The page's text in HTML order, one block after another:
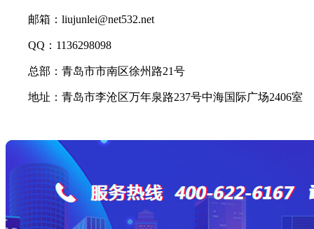
邮箱：liujunlei@net532.net
QQ：1136298098
总部：青岛市市南区徐州路21号
地址：青岛市李沧区万年泉路237号中海国际广场2406室